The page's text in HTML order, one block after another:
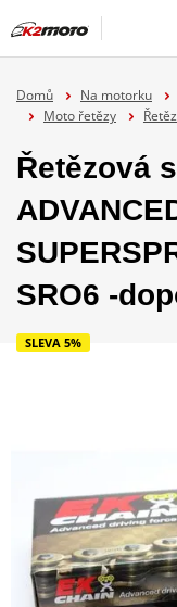
Domů Na motorku
Moto řetězy
Řetězová
SRO6 -
SLEVA 5%